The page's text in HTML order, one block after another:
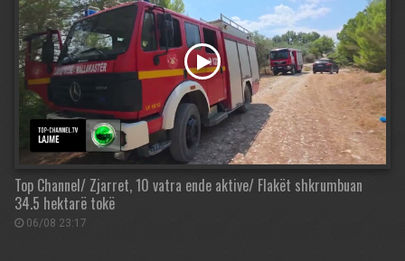
Top Channel/ Zjarret, 10 vatra ende aktive/ Flakët shkrumbuan
34.5 hektarë tokë
06/08 23:17